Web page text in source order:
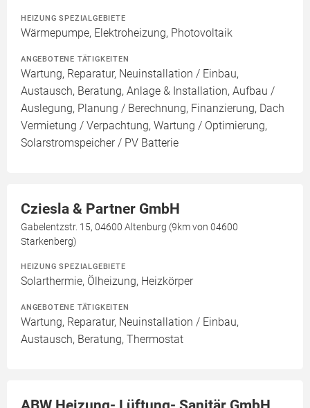
HEIZUNG SPEZIALGEBIETE
Wärmepumpe, Elektroheizung, Photovoltaik
ANGEBOTENE TÄTIGKEITEN
Wartung, Reparatur, Neuinstallation / Einbau,
Austausch, Beratung, Anlage & Installation, Aufbau /
Auslegung, Planung / Berechnung, Finanzierung, Dach
Vermietung / Verpachtung, Wartung / Optimierung,
Solarstromspeicher / PV Batterie
Cziesla & Partner GmbH
Gabelentzstr. 15, 04600 Altenburg (9km von 04600
Starkenberg)
HEIZUNG SPEZIALGEBIETE
Solarthermie, Ölheizung, Heizkörper
ANGEBOTENE TÄTIGKEITEN
Wartung, Reparatur, Neuinstallation / Einbau,
Austausch, Beratung, Thermostat